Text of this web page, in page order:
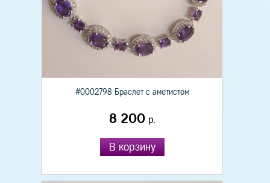
#0002798 Браслет с аметистом
8 200р.
В корзину